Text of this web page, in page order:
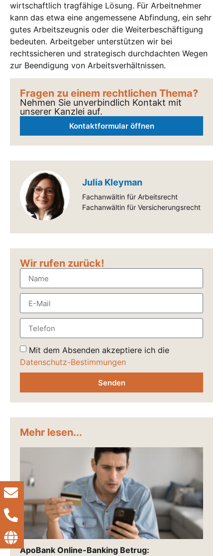
wirtschaftlich tragfähige Lösung. Für Arbeitnehmer
kann das etwa eine angemessene Abfindung, ein sehr
gutes Arbeitszeugnis oder die Weiterbeschäftigung
bedeuten. Arbeitgeber unterstützen wir bei
rechtssicheren und strategisch durchdachten Wegen
zur Beendigung von Arbeitsverhältnissen.
Fragen zu einem rechtlichen Thema?
Nehmen Sie unverbindlich Kontakt mit
unserer Kanzlei auf.
Kontaktformular öffnen
Julia Kleyman
Fachanwältin für Arbeitsrecht
Fachanwältin für Versicherungsrecht
Wir rufen zurück!
Mit dem Absenden akzeptiere ich die
Datenschutz-Bestimmungen
Senden
Mehr lesen...
ApoBank Online-Banking Betrug: